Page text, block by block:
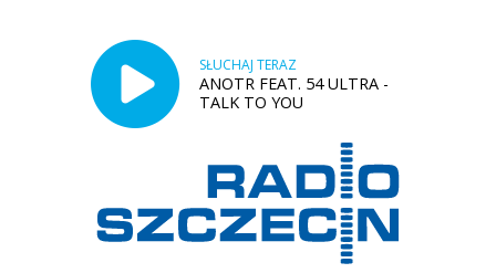
SŁUCHAJ TERAZ
ANOTR FEAT. 54 ULTRA -
TALK TO YOU